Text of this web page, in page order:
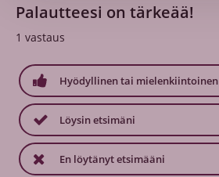
Palautteesi on tärkeää!
1 vastaus
Hyödyllinen tai mielenkiintoinen
Löysin etsimäni
En löytänyt etsimääni